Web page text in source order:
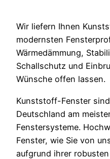
Wir liefern Ihnen
modernsten
Wärmedämmung,
Schallschutz und
Wünsche offen lassen.
Kunststoff-Fenster
Deutschland am
Fenstersysteme.
Fenster, wie Sie von
aufgrund ihrer